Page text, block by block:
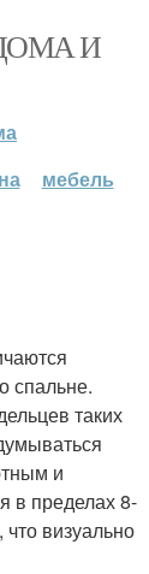
И
мебель
спальне.
таких
и
в пределах 8-
что визуально